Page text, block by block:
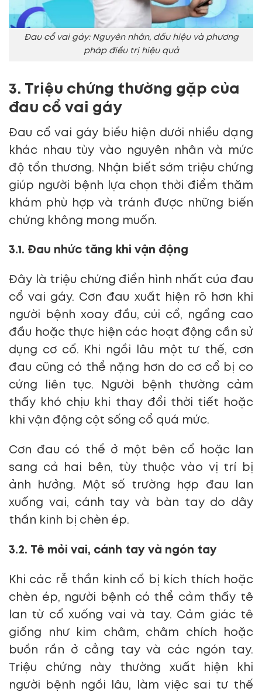
Đau cổ vai gáy: Nguyên nhân, dấu hiệu và phương
pháp điều trị hiệu quả
3. Triệu chứng thường gặp của
đau cổ vai gáy
Đau cổ vai gáy biểu hiện dưới nhiều dạng
khác nhau tùy vào nguyên nhân và mức
độ tổn thương. Nhận biết sớm triệu chứng
giúp người bệnh lựa chọn thời điểm thăm
khám phù hợp và tránh được những biến
chứng không mong muốn.
3.1. Đau nhức tăng khi vận động
Đây là triệu chứng điển hình nhất của đau
cổ vai gáy. Cơn đau xuất hiện rõ hơn khi
người bệnh xoay đầu, cúi cổ, ngẩng cao
đầu hoặc thực hiện các hoạt động cần sử
dụng cơ cổ. Khi ngồi lâu một tư thế, cơn
đau cũng có thể nặng hơn do cơ cổ bị co
cứng liên tục. Người bệnh thường cảm
thấy khó chịu khi thay đổi thời tiết hoặc
khi vận động cột sống cổ quá mức.
Cơn đau có thể ở một bên cổ hoặc lan
sang cả hai bên, tùy thuộc vào vị trí bị
ảnh hưởng. Một số trường hợp đau lan
xuống vai, cánh tay và bàn tay do dây
thần kinh bị chèn ép.
3.2. Tê mỏi vai, cánh tay và ngón tay
Khi các rễ thần kinh cổ bị kích thích hoặc
chèn ép, người bệnh có thể cảm thấy tê
lan từ cổ xuống vai và tay. Cảm giác tê
giống như kim châm, châm chích hoặc
buồn rần ở cẳng tay và các ngón tay.
Triệu chứng này thường xuất hiện khi
người bệnh ngồi lâu, làm việc sai tư thế